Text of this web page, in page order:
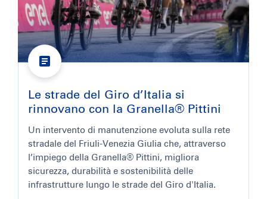
Le strade del Giro d’Italia si
rinnovano con la Granella® Pittini
Un intervento di manutenzione evoluta sulla rete
stradale del Friuli-Venezia Giulia che, attraverso
l’impiego della Granella® Pittini, migliora
sicurezza, durabilità e sostenibilità delle
infrastrutture lungo le strade del Giro d'Italia.